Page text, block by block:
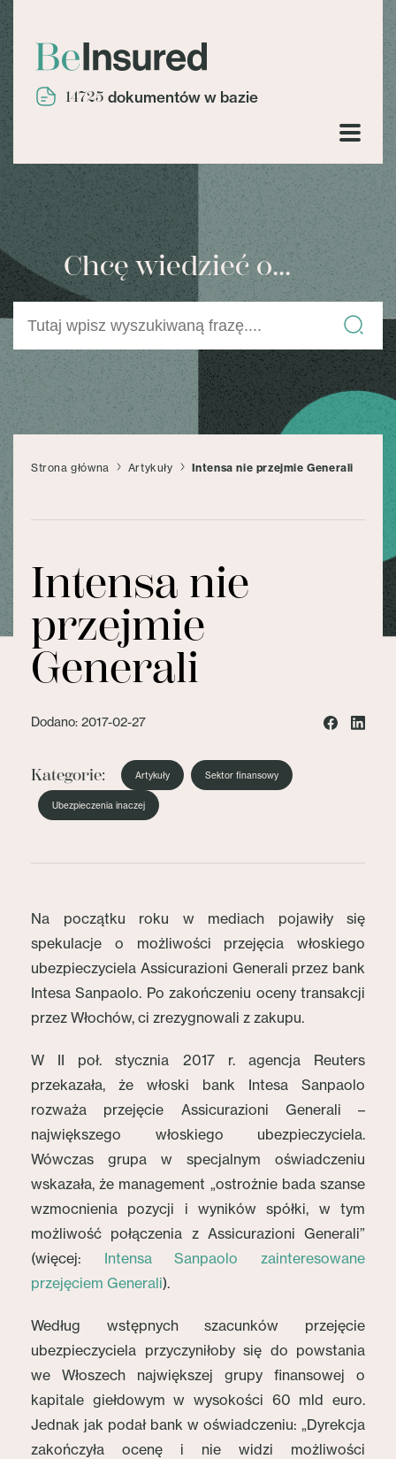
14725 dokumentów w bazie
Chcę wiedzieć o...
Strona główna Artykuły Intensa nie przejmie Generali
Intensa nie
przejmie
Generali
Dodano: 2017-02-27
Kategorie: Artykuły Sektor finansowy
Ubezpieczenia inaczej
Na początku roku w mediach pojawiły się
spekulacje o możliwości przejęcia włoskiego
ubezpieczyciela Assicurazioni Generali przez bank
Intesa Sanpaolo. Po zakończeniu oceny transakcji
przez Włochów, ci zrezygnowali z zakupu.
W II poł. stycznia 2017 r. agencja Reuters
przekazała, że włoski bank Intesa Sanpaolo
rozważa przejęcie Assicurazioni Generali –
największego włoskiego ubezpieczyciela.
Wówczas grupa w specjalnym oświadczeniu
wskazała, że management „ostrożnie bada szanse
wzmocnienia pozycji i wyników spółki, w tym
możliwość połączenia z Assicurazioni Generali”
(więcej: Intensa Sanpaolo zainteresowane
przejęciem Generali).
Według wstępnych szacunków przejęcie
ubezpieczyciela przyczyniłoby się do powstania
we Włoszech największej grupy finansowej o
kapitale giełdowym w wysokości 60 mld euro.
Jednak jak podał bank w oświadczeniu: „Dyrekcja
zakończyła ocenę i nie widzi możliwości